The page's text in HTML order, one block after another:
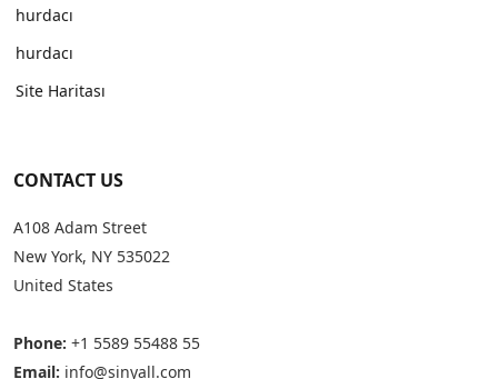
hurdacı
hurdacı
Site Haritası
CONTACT US
A108 Adam Street
New York, NY 535022
United States
Phone: +1 5589 55488 55
Email: info@sinyall.com